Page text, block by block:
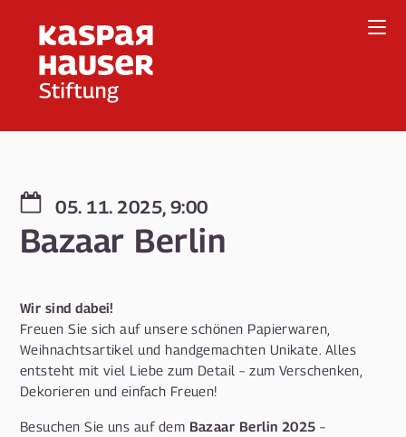
05. 11. 2025, 9:00
Bazaar Berlin
Wir sind dabei!
Freuen Sie sich auf unsere schönen Papierwaren,
Weihnachtsartikel und handgemachten Unikate. Alles
entsteht mit viel Liebe zum Detail – zum Verschenken,
Dekorieren und einfach Freuen!
Besuchen Sie uns auf dem Bazaar Berlin 2025 –